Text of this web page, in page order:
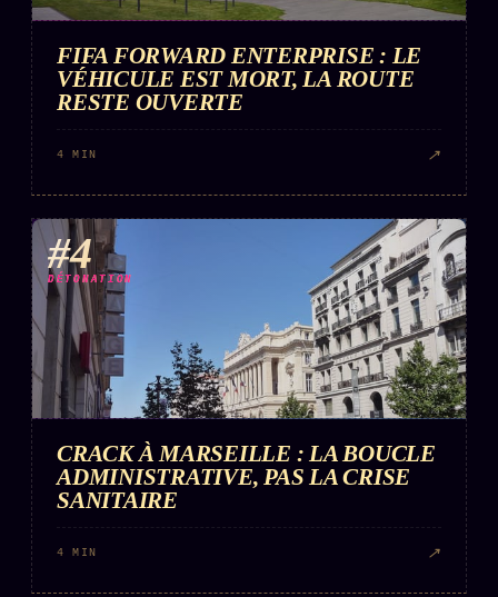
FIFA FORWARD ENTERPRISE : LE
VÉHICULE EST MORT, LA ROUTE
RESTE OUVERTE
4 MIN ↗
#4
DÉTONATION
CRACK À MARSEILLE : LA BOUCLE
ADMINISTRATIVE, PAS LA CRISE
SANITAIRE
4 MIN ↗